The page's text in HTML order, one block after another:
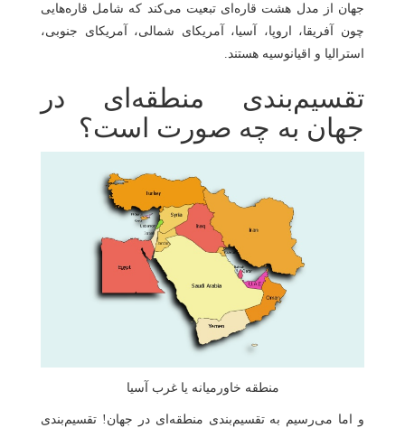
جهان از مدل هشت قاره‌ای تبعیت می‌کند که شامل قاره‌هایی
چون آفریقا، اروپا، آسیا، آمریکای شمالی، آمریکای جنوبی،
استرالیا و اقیانوسیه هستند.
تقسیم‌بندی منطقه‌ای در
جهان به چه صورت است؟
منطقه خاورمیانه یا غرب آسیا
و اما می‌رسیم به تقسیم‌بندی منطقه‌ای در جهان! تقسیم‌بندی